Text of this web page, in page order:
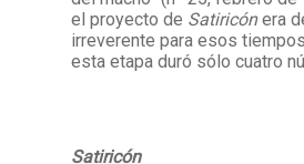
el proyecto de Satiricónera
irreverente para esos
esta etapa duró sólo cuatro
Satiricón